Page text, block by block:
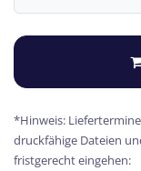
*Hinweis:
druckfähige Dateien
fristgerecht eingehen: